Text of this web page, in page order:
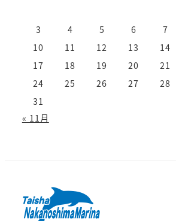
3
4 5 6 7
10
11 12 13 14
17
18 19 20 21
24
25 26 27 28
31
« 11月